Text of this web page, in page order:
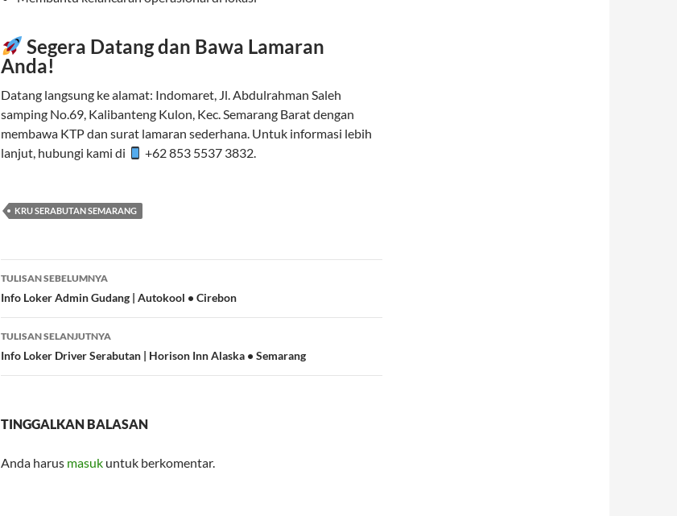
Segera Datang dan Bawa Lamaran
Anda!
Datang langsung ke alamat: Indomaret, Jl. Abdulrahman Saleh
samping No.69, Kalibanteng Kulon, Kec. Semarang Barat dengan
membawa KTP dan surat lamaran sederhana. Untuk informasi lebih
lanjut, hubungi kami di
+62 853 5537 3832.
KRU SERABUTAN SEMARANG
Navigasi
Tulisan
TULISAN SEBELUMNYA
Info Loker Admin Gudang | Autokool • Cirebon
TULISAN SELANJUTNYA
Info Loker Driver Serabutan | Horison Inn Alaska • Semarang
TINGGALKAN BALASAN
Anda harus masuk untuk berkomentar.